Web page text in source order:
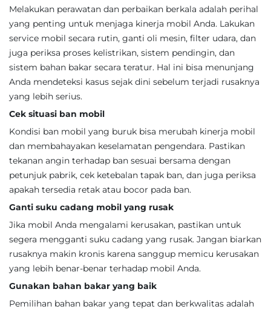
Melakukan perawatan dan perbaikan berkala adalah perihal
yang penting untuk menjaga kinerja mobil Anda. Lakukan
service mobil secara rutin, ganti oli mesin, filter udara, dan
juga periksa proses kelistrikan, sistem pendingin, dan
sistem bahan bakar secara teratur. Hal ini bisa menunjang
Anda mendeteksi kasus sejak dini sebelum terjadi rusaknya
yang lebih serius.
Cek situasi ban mobil
Kondisi ban mobil yang buruk bisa merubah kinerja mobil
dan membahayakan keselamatan pengendara. Pastikan
tekanan angin terhadap ban sesuai bersama dengan
petunjuk pabrik, cek ketebalan tapak ban, dan juga periksa
apakah tersedia retak atau bocor pada ban.
Ganti suku cadang mobil yang rusak
Jika mobil Anda mengalami kerusakan, pastikan untuk
segera mengganti suku cadang yang rusak. Jangan biarkan
rusaknya makin kronis karena sanggup memicu kerusakan
yang lebih benar-benar terhadap mobil Anda.
Gunakan bahan bakar yang baik
Pemilihan bahan bakar yang tepat dan berkwalitas adalah